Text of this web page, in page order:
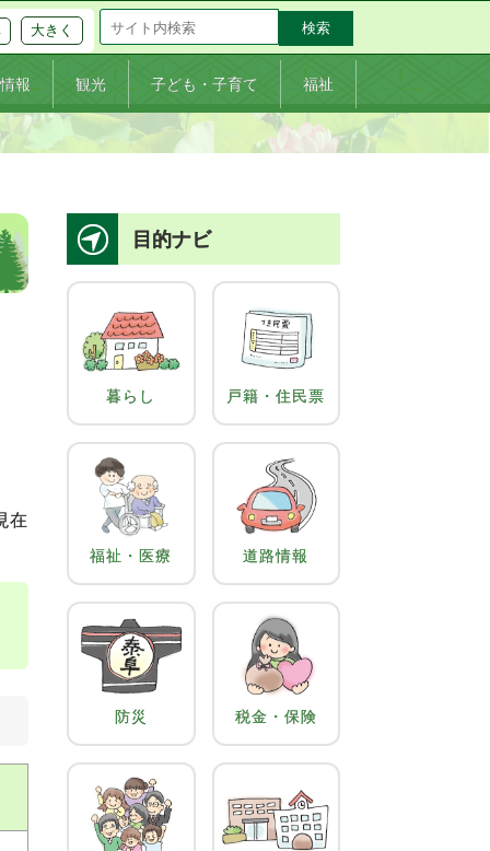
大きく
報 観光 子ども・子育て 福祉
在
目的ナビ
暮らし 戸籍・住民票
福祉・医療 道路情報
防災 税金・保険